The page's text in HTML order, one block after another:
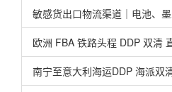
敏感货出口物流渠道｜电池、
欧洲 FBA 铁路头程 DDP 双清
南宁至意大利海运DDP 海派双